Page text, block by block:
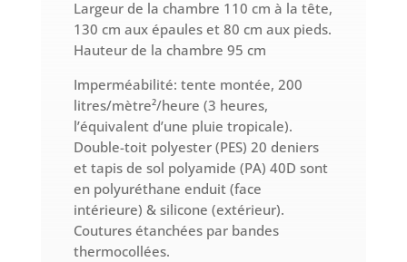
Largeur de la chambre 110 cm à la tête,
130 cm aux épaules et 80 cm aux pieds.
Hauteur de la chambre 95 cm
Imperméabilité: tente montée, 200
litres/mètre²/heure (3 heures,
l’équivalent d’une pluie tropicale).
Double-toit polyester (PES) 20 deniers
et tapis de sol polyamide (PA) 40D sont
en polyuréthane enduit (face
intérieure) & silicone (extérieur).
Coutures étanchées par bandes
thermocollées.